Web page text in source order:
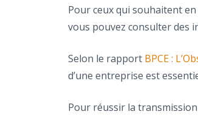
Pour ceux qui souhaitent
vous pouvez consulter des
Selon le rapport BPCE :
d’une entreprise est
Pour réussir la